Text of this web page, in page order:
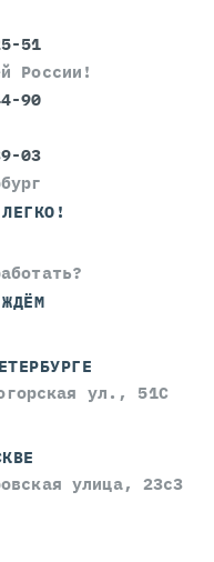
51
России!
90
03
ул., 51С
улица, 23с3